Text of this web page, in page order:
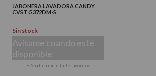
JABONERA LAVADORA CANDY
CVST G372DM-S
Sin stock
Avísame cuando esté
disponible
+ Añadir a mi lista de favoritos